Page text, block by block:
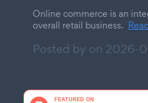
Online commerce is an
overall retail business.
Posted by on 2026-